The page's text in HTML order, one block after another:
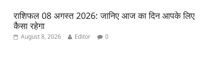
राशिफल 08 अगस्त 2026: जानिए आज का दिन आपके लिए
कैसा रहेगा
August 8, 2026 Editor 0